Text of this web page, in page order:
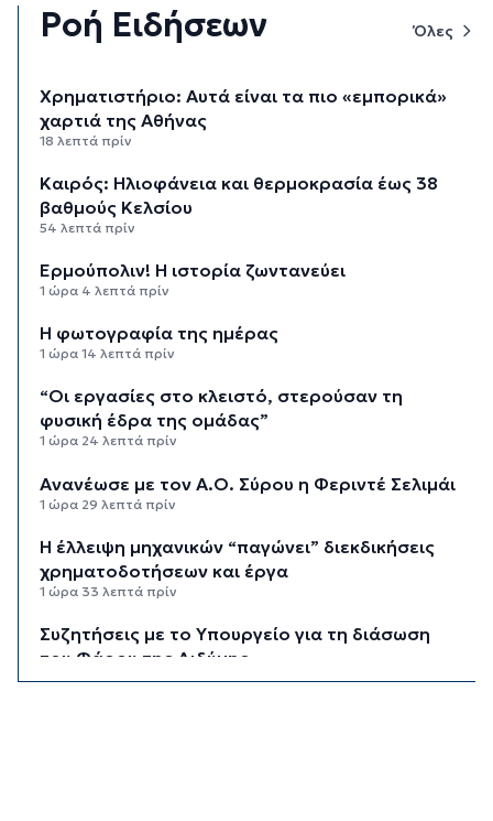
Ροή Ειδήσεων Όλες
Χρηματιστήριο: Αυτά είναι τα πιο «εμπορικά»
χαρτιά της Αθήνας
18 λεπτά πρίν
Καιρός: Ηλιοφάνεια και θερμοκρασία έως 38
βαθμούς Κελσίου
54 λεπτά πρίν
Ερμούπολιν! Η ιστορία ζωντανεύει
1 ώρα 4 λεπτά πρίν
Η φωτογραφία της ημέρας
1 ώρα 14 λεπτά πρίν
“Οι εργασίες στο κλειστό, στερούσαν τη
φυσική έδρα της ομάδας”
1 ώρα 24 λεπτά πρίν
Ανανέωσε με τον Α.Ο. Σύρου η Φεριντέ Σελιμάι
1 ώρα 29 λεπτά πρίν
Η έλλειψη μηχανικών “παγώνει” διεκδικήσεις
χρηματοδοτήσεων και έργα
1 ώρα 33 λεπτά πρίν
Συζητήσεις με το Υπουργείο για τη διάσωση
του Φάρου της Διδύμης
1 ώρα 38 λεπτά πρίν